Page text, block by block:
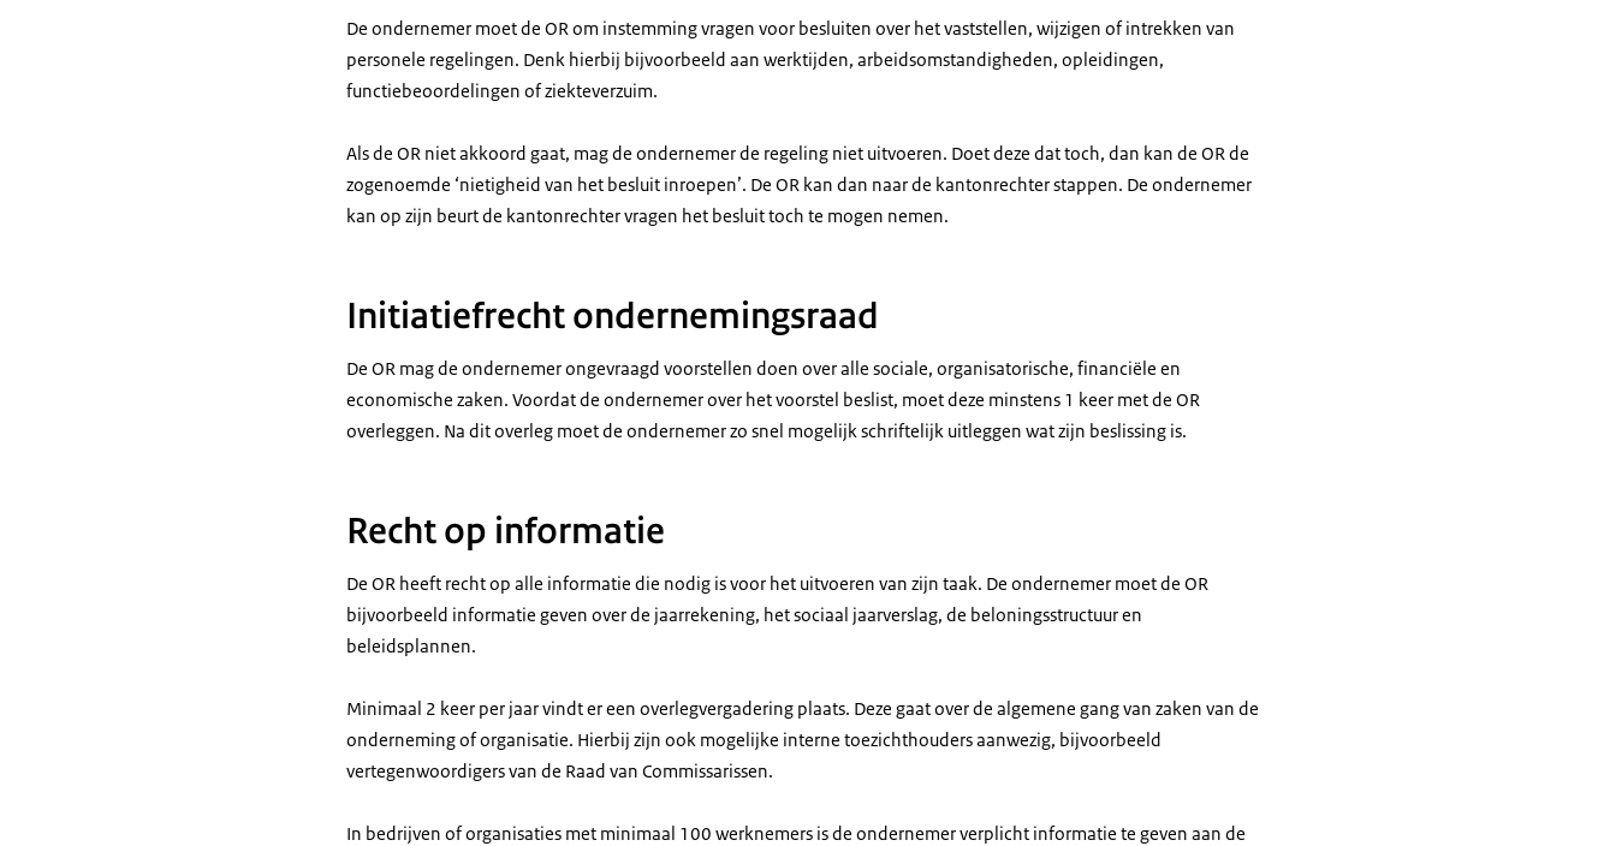
De ondernemer moet de OR om instemming vragen voor besluiten over het vaststellen, wijzigen of intrekken van
personele regelingen. Denk hierbij bijvoorbeeld aan werktijden, arbeidsomstandigheden, opleidingen,
functiebeoordelingen of ziekteverzuim.
Als de OR niet akkoord gaat, mag de ondernemer de regeling niet uitvoeren. Doet deze dat toch, dan kan de OR de
zogenoemde ‘nietigheid van het besluit inroepen’. De OR kan dan naar de kantonrechter stappen. De ondernemer
kan op zijn beurt de kantonrechter vragen het besluit toch te mogen nemen.
Initiatiefrecht ondernemingsraad
De OR mag de ondernemer ongevraagd voorstellen doen over alle sociale, organisatorische, financiële en
economische zaken. Voordat de ondernemer over het voorstel beslist, moet deze minstens 1 keer met de OR
overleggen. Na dit overleg moet de ondernemer zo snel mogelijk schriftelijk uitleggen wat zijn beslissing is.
Recht op informatie
De OR heeft recht op alle informatie die nodig is voor het uitvoeren van zijn taak. De ondernemer moet de OR
bijvoorbeeld informatie geven over de jaarrekening, het sociaal jaarverslag, de beloningsstructuur en
beleidsplannen.
Minimaal 2 keer per jaar vindt er een overlegvergadering plaats. Deze gaat over de algemene gang van zaken van de
onderneming of organisatie. Hierbij zijn ook mogelijke interne toezichthouders aanwezig, bijvoorbeeld
vertegenwoordigers van de Raad van Commissarissen.
In bedrijven of organisaties met minimaal 100 werknemers is de ondernemer verplicht informatie te geven aan de